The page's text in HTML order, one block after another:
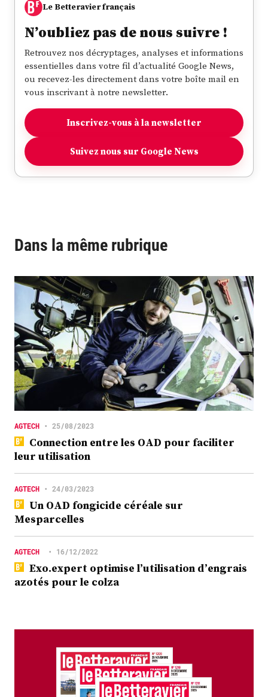
Le Betteravier français
N’oubliez pas de nous suivre !
Retrouvez nos décryptages, analyses et informations
essentielles dans votre fil d’actualité Google News,
ou recevez-les directement dans votre boîte mail en
vous inscrivant à notre newsletter.
Inscrivez-vous à la newsletter
Suivez nous sur Google News
Dans la même rubrique
AGTECH • 25/08/2023
Connection entre les OAD pour faciliter
leur utilisation
AGTECH • 24/03/2023
Un OAD fongicide céréale sur
Mesparcelles
AGTECH • 16/12/2022
Exo.expert optimise l’utilisation d’engrais
azotés pour le colza